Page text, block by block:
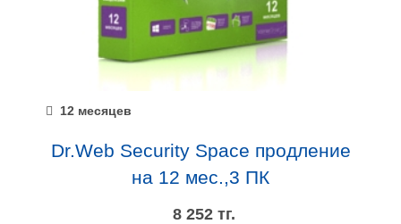
12 месяцев
Dr.Web Security Space продление
на 12 мес.,3 ПК
8 252 тг.